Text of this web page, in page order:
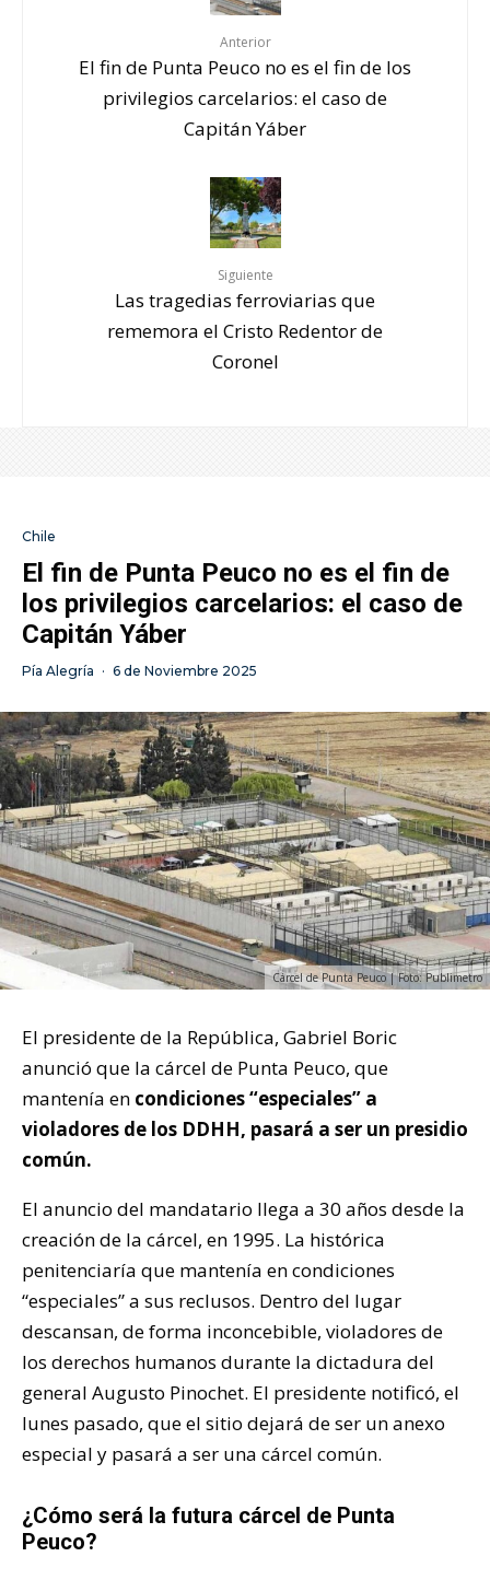
Anterior
El fin de Punta Peuco no es el fin de los
privilegios carcelarios: el caso de
Capitán Yáber
Siguiente
Las tragedias ferroviarias que
rememora el Cristo Redentor de
Coronel
Chile
El fin de Punta Peuco no es el fin de
los privilegios carcelarios: el caso de
Capitán Yáber
Pía Alegría · 6 de Noviembre 2025
Cárcel de Punta Peuco | Foto: Publimetro
El presidente de la República, Gabriel Boric
anunció que la cárcel de Punta Peuco, que
mantenía en condiciones “especiales” a
violadores de los DDHH, pasará a ser un presidio
común.
El anuncio del mandatario llega a 30 años desde la
creación de la cárcel, en 1995. La histórica
penitenciaría que mantenía en condiciones
“especiales” a sus reclusos. Dentro del lugar
descansan, de forma inconcebible, violadores de
los derechos humanos durante la dictadura del
general Augusto Pinochet. El presidente notificó, el
lunes pasado, que el sitio dejará de ser un anexo
especial y pasará a ser una cárcel común.
¿Cómo será la futura cárcel de Punta
Peuco?